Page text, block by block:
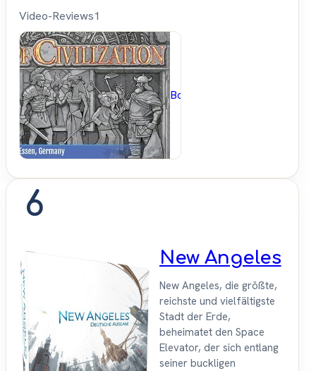
Video-Reviews1
BoardGameGeek
6
New Angeles
New Angeles, die größte,
reichste und vielfältigste
Stadt der Erde,
beheimatet den Space
Elevator, der sich entlang
seiner buckligen